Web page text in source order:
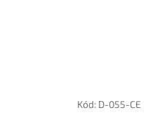
Kód: D-055-CE